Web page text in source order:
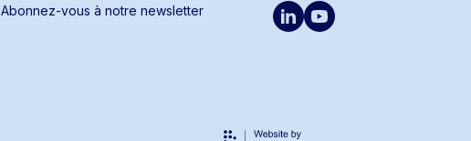
Abonnez-vous à notre newsletter